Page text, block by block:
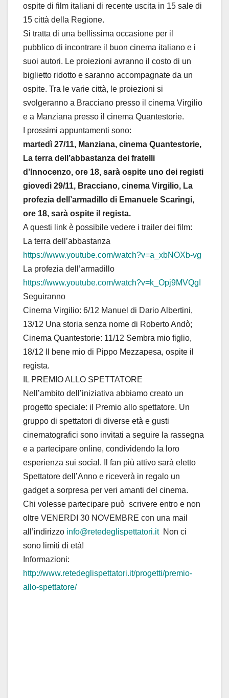
ospite di film italiani di recente uscita in 15 sale di
15 città della Regione.
Si tratta di una bellissima occasione per il
pubblico di incontrare il buon cinema italiano e i
suoi autori. Le proiezioni avranno il costo di un
biglietto ridotto e saranno accompagnate da un
ospite. Tra le varie città, le proiezioni si
svolgeranno a Bracciano presso il cinema Virgilio
e a Manziana presso il cinema Quantestorie.
I prossimi appuntamenti sono:
martedì 27/11, Manziana, cinema Quantestorie,
La terra dell’abbastanza dei fratelli
d’Innocenzo, ore 18, sarà ospite uno dei registi
giovedì 29/11, Bracciano, cinema Virgilio, La
profezia dell’armadillo di Emanuele Scaringi,
ore 18, sarà ospite il regista.
A questi link è possibile vedere i trailer dei film:
La terra dell’abbastanza
https://www.youtube.com/watch?v=a_xbNOXb-vg
La profezia dell’armadillo
https://www.youtube.com/watch?v=k_Opj9MVQgI
Seguiranno
Cinema Virgilio: 6/12 Manuel di Dario Albertini,
13/12 Una storia senza nome di Roberto Andò;
Cinema Quantestorie: 11/12 Sembra mio figlio,
18/12 Il bene mio di Pippo Mezzapesa, ospite il
regista.
IL PREMIO ALLO SPETTATORE
Nell’ambito dell’iniziativa abbiamo creato un
progetto speciale: il Premio allo spettatore. Un
gruppo di spettatori di diverse età e gusti
cinematografici sono invitati a seguire la rassegna
e a partecipare online, condividendo la loro
esperienza sui social. Il fan più attivo sarà eletto
Spettatore dell’Anno e riceverà in regalo un
gadget a sorpresa per veri amanti del cinema.
Chi volesse partecipare può scrivere entro e non
oltre VENERDI 30 NOVEMBRE con una mail
all’indirizzo info@retedeglispettatori.itNon ci
sono limiti di età!
Informazioni:
http://www.retedeglispettatori.it/progetti/premio-
allo-spettatore/